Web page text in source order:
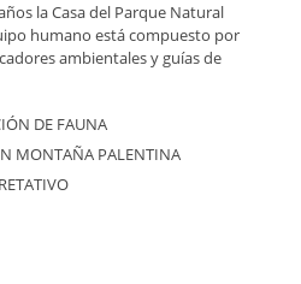
la Casa del Parque Natural
humano está compuesto por
ambientales y guías de
DE FAUNA
MONTAÑA PALENTINA